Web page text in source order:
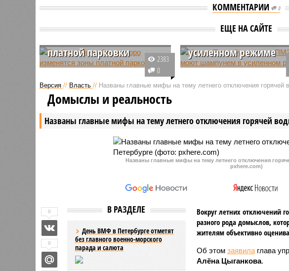
КОММЕНТАРИИ 0
ЕЩЕ НА САЙТЕ
В центре Петербурга
платной парковки
С 30 августа текущего года
парковочного пространства на
двух улицах Северной столицы.
Речь, в частности, идет об
улицах Ломоносова и
2383
0
Улицы Петербурга в
усиленном режиме
В Северной столице на
организована усиленная
функционируют в режиме
Версия // Власть // Названы главные мифы на тему летнего отключения горячей
Названы главные мифы на тему летнего отключения горячей
Домыслы и реальность
Названы главные мифы на тему летнего отключения
pxhere.com)
В РАЗДЕЛЕ
День ВМФ в Петербурге отметят
без главного военно-морского
парада и салюта
Вокруг летних отключений
разного рода домыслов,
жителям объективно
Об этом заявилаглава
Алёна Цыганкова.
0
0